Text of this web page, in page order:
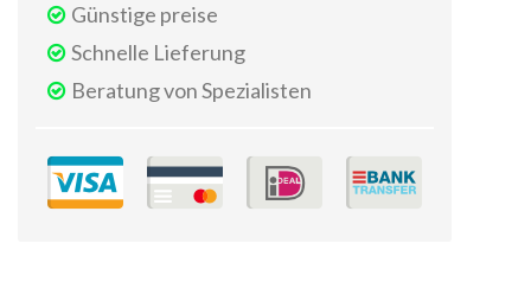
Günstige preise
Schnelle Lieferung
Beratung von Spezialisten